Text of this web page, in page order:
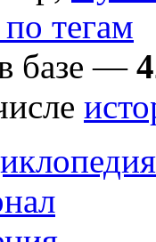
тегам
базе —